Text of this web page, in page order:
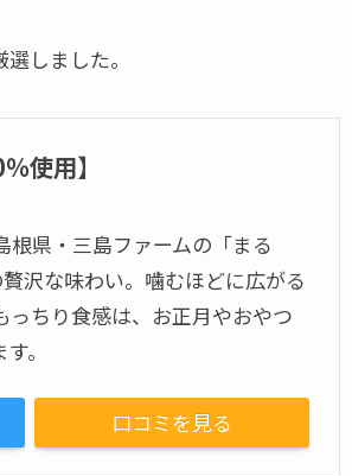
しました。
使用】
県・三島ファームの「まる
沢な味わい。噛むほどに広がる
っちり食感は、お正月やおやつ
。
口コミを見る